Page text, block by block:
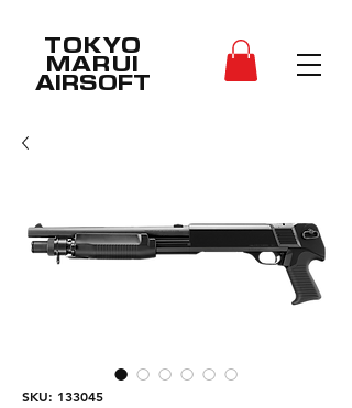
TOKYO
MARUI
AIRSOFT
SKU: 133045